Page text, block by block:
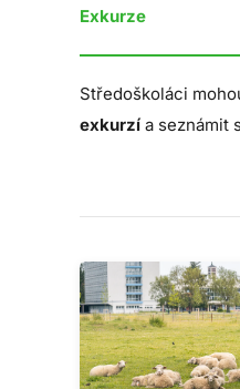
Exkurze
Středoškoláci
exkurzí a seznámit